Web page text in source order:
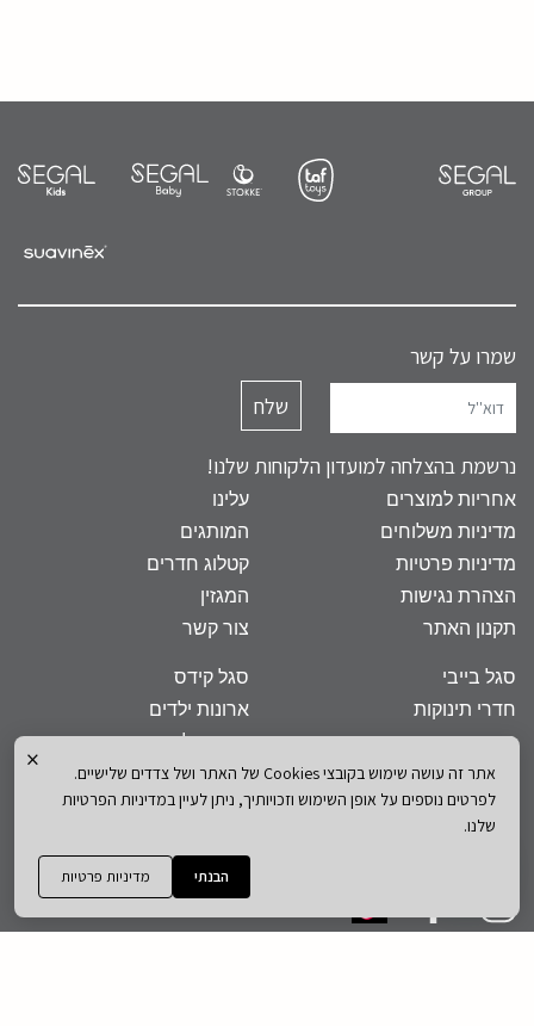
×
אתר זה עושה שימוש בקובצי Cookies של האתר ושל צדדים שלישיים.
לפרטים נוספים על אופן השימוש וזכויותיך, ניתן לעיין במדיניות הפרטיות
שלנו.
הבנתי מדיניות פרטיות
שמרו על קשר
נרשמת בהצלחה למועדון הלקוחות שלנו!
אחריות למוצרים
מדיניות משלוחים
מדיניות פרטיות
הצהרת נגישות
תקנון האתר
עלינו
המותגים
קטלוג חדרים
המגזין
צור קשר
סגל בייבי
חדרי תינוקות
מיטות תינוק
שידות
ארונות
מוצצים לתינוקות
סגל קידס
ארונות ילדים
מיטות ילדים
מזרנים לילדים
כסאות אוכל